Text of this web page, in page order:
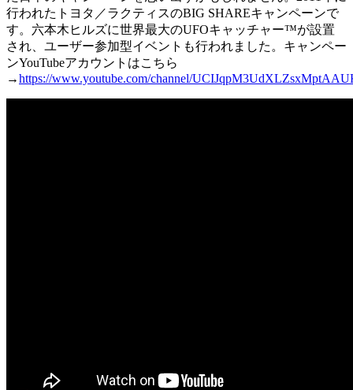
行われたトヨタ／ラクティスのBIG SHAREキャンペーンで
す。六本木ヒルズに世界最大のUFOキャッチャー™が設置
され、ユーザー参加型イベントも行われました。キャンペー
ンYouTubeアカウントはこちら
→https://www.youtube.com/channel/